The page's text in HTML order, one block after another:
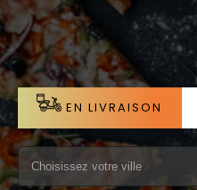
LA CARTE
VOTRE COMPTE
NOTRE RESTAURANT
VOS AVIS
MENTIONS LÉGALES
EN LIVRAISON